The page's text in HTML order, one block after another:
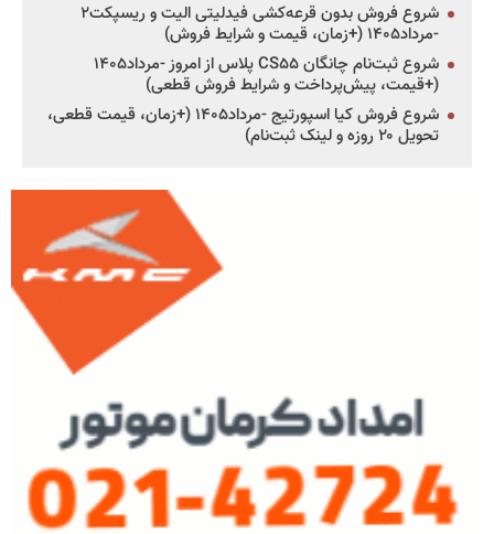
شروع فروش بدون قرعه‌کشی فیدلیتی الیت و ریسپکت۲
-مرداد۱۴۰۵ (+زمان، قیمت و شرایط فروش)
شروع ثبت‌نام چانگان CS۵۵ پلاس از امروز -مرداد۱۴۰۵
(+قیمت، پیش‌پرداخت و شرایط فروش قطعی)
شروع فروش کیا اسپورتیج -مرداد۱۴۰۵ (+زمان، قیمت قطعی،
تحویل ۲۰ روزه و لینک ثبت‌نام)